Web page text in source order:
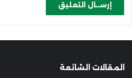
المقالات الشائعة